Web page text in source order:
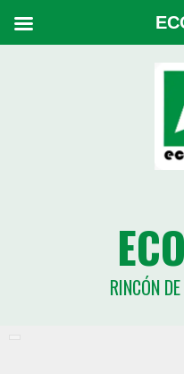
RINCÓN